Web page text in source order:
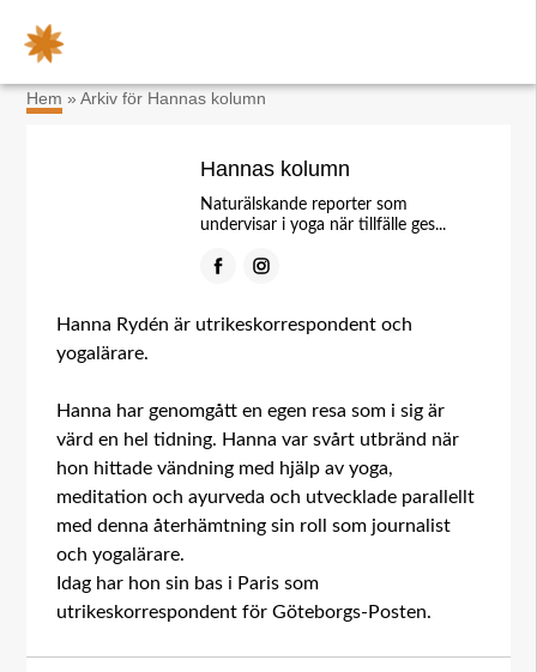
Hem »Arkiv för Hannas kolumn
Hannas kolumn
Naturälskande reporter som
undervisar i yoga när tillfälle ges...
FacebookInstagram
Hanna Rydén är utrikeskorrespondent och
yogalärare.
Hanna har genomgått en egen resa som i sig är
värd en hel tidning. Hanna var svårt utbränd när
hon hittade vändning med hjälp av yoga,
meditation och ayurveda och utvecklade parallellt
med denna återhämtning sin roll som journalist
och yogalärare.
Idag har hon sin bas i Paris som
utrikeskorrespondent för Göteborgs-Posten.